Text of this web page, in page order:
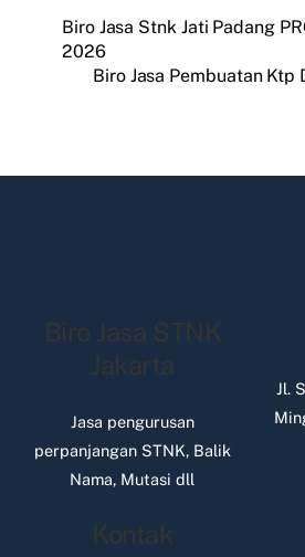
Biro Jasa Stnk Jati Padang
2026
Biro Jasa Pembuatan Ktp
Biro Jasa STNK
Jakarta
Jasa pengurusan
perpanjangan STNK, Balik
Nama, Mutasi dll
Jl.
Kontak